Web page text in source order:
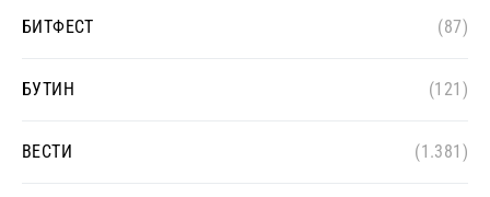
БИТФЕСТ (87)
БУТИН (121)
ВЕСТИ (1.381)